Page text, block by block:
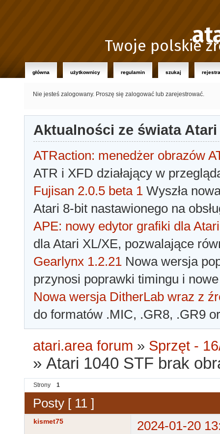
Twoje polskie
główna użytkownicy regulamin szukaj
Nie jesteś zalogowany. Proszę się zalogować lub zarejestrować.
Aktualności ze świata Atari
ATRaction: menedżer obrazów
ATR i XFD działający w
Fujisan 2.0.5 beta 1 Wyszła
Atari 8-bit nastawionego na
APE: nowy edytor grafiki dla Atari
dla Atari XL/XE, pozwalające
Gearlynx 1.2.21 Nowa wersja
przynosi poprawki timingu i
Nowa wersja DitherLab wraz z
do formatów .MIC, .GR8, .GR9
atari.area forum » Sprzęt -
»Atari 1040 STF brak
Strony 1
Posty [ 11 ]
kismet75
2024-01-20